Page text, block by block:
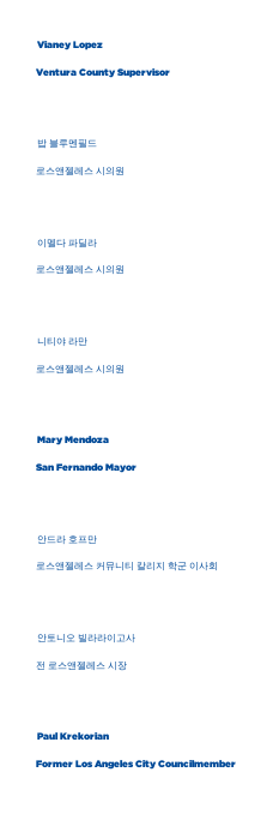
Vianey Lopez
Ventura County Supervisor
밥 블루멘필드
로스앤젤레스 시의원
이멜다 파딜라
로스앤젤레스 시의원
니티야 라만
로스앤젤레스 시의원
Mary Mendoza
San Fernando Mayor
안드라 호프만
로스앤젤레스 커뮤니티 칼리지 학군 이사회
안토니오 빌라라이고사
전 로스앤젤레스 시장
Paul Krekorian
Former Los Angeles City Councilmember